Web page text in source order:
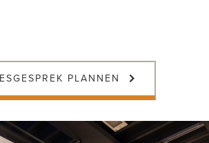
PLANNEN